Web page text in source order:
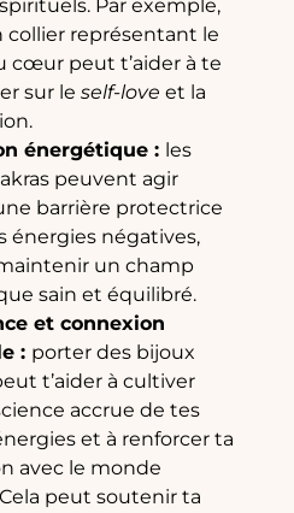
Par exemple,
collier représentant le
cœur peut t’aider à te
sur leself-loveet la
énergétique : les
peuvent agir
barrière protectrice
énergies négatives,
un champ
sain et équilibré.
et connexion
: porter des bijoux
t’aider à cultiver
accrue de tes
et à renforcer ta
avec le monde
peut soutenir ta